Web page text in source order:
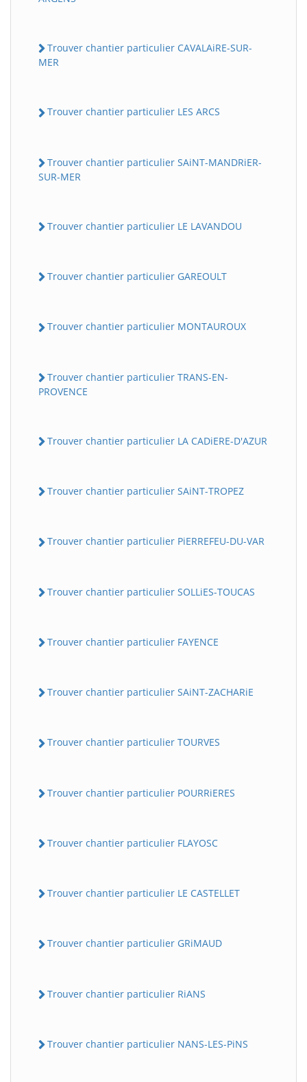
Trouver chantier particulier CAVALAiRE-SUR-
MER
Trouver chantier particulier LES ARCS
Trouver chantier particulier SAiNT-MANDRiER-
SUR-MER
Trouver chantier particulier LE LAVANDOU
Trouver chantier particulier GAREOULT
Trouver chantier particulier MONTAUROUX
Trouver chantier particulier TRANS-EN-
PROVENCE
Trouver chantier particulier LA CADiERE-D'AZUR
Trouver chantier particulier SAiNT-TROPEZ
Trouver chantier particulier PiERREFEU-DU-VAR
Trouver chantier particulier SOLLiES-TOUCAS
Trouver chantier particulier FAYENCE
Trouver chantier particulier SAiNT-ZACHARiE
Trouver chantier particulier TOURVES
Trouver chantier particulier POURRiERES
Trouver chantier particulier FLAYOSC
Trouver chantier particulier LE CASTELLET
Trouver chantier particulier GRiMAUD
Trouver chantier particulier RiANS
Trouver chantier particulier NANS-LES-PiNS